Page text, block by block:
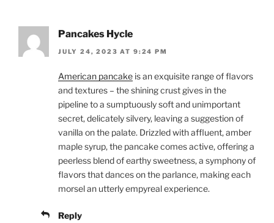
Pancakes Hycle
JULY 24, 2023 AT 9:24 PM
American pancake is an exquisite range of flavors
and textures – the shining crust gives in the
pipeline to a sumptuously soft and unimportant
secret, delicately silvery, leaving a suggestion of
vanilla on the palate. Drizzled with affluent, amber
maple syrup, the pancake comes active, offering a
peerless blend of earthy sweetness, a symphony of
flavors that dances on the parlance, making each
morsel an utterly empyreal experience.
Reply